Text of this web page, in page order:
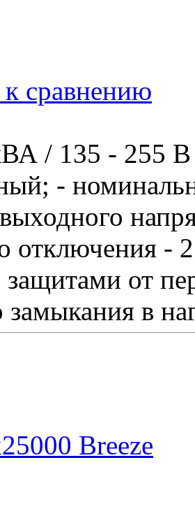
сравнению
/ 135 - 255
-
отключения -
от
замыкания в
Breeze